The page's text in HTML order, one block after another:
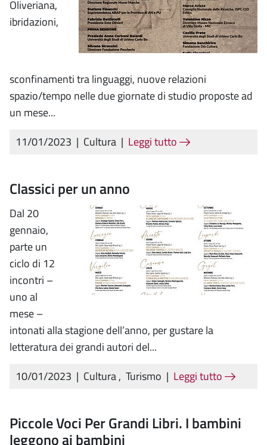
Oliveriana,
ibridazioni,
sconfinamenti tra linguaggi, nuove relazioni
spazio/tempo nelle due giornate di studio proposte ad
un mese...
11/01/2023 | Cultura | Leggi tutto
Classici per un anno
Dal 20
gennaio,
parte un
ciclo di 12
incontri –
uno al
mese –
intonati alla stagione dell’anno, per gustare la
letteratura dei grandi autori del...
10/01/2023 | Cultura, Turismo | Leggi tutto
Piccole Voci Per Grandi Libri. I bambini
leggono ai bambini